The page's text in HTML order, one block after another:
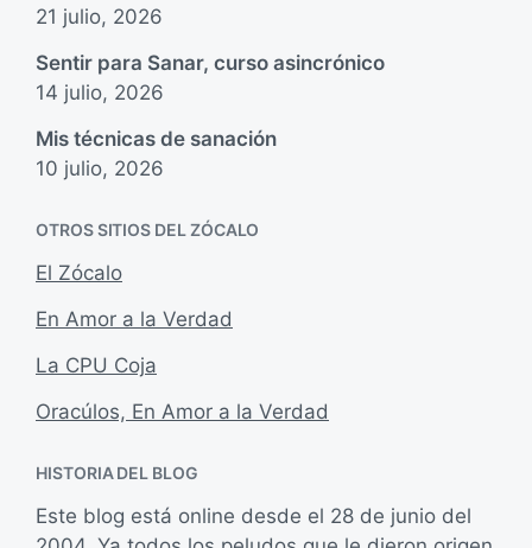
21 julio, 2026
Sentir para Sanar, curso asincrónico
14 julio, 2026
Mis técnicas de sanación
10 julio, 2026
OTROS SITIOS DEL ZÓCALO
El Zócalo
En Amor a la Verdad
La CPU Coja
Oracúlos, En Amor a la Verdad
HISTORIA DEL BLOG
Este blog está online desde el 28 de junio del